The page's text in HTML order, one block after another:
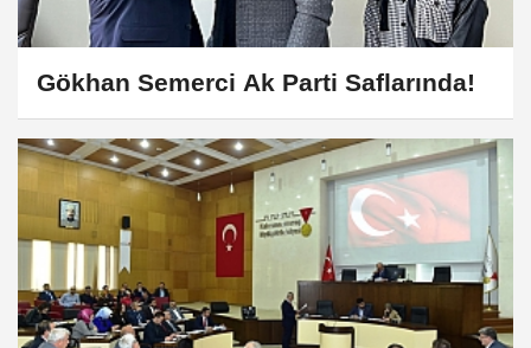
Gökhan Semerci Ak Parti Saflarında!